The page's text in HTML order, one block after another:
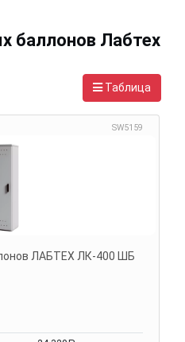
баллонов Лабтех
Таблица
SW5159
ЛАБТЕХ ЛК-400 ШБ